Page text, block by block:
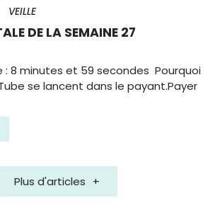
VEILLE
DE LA SEMAINE 27
: 8 minutes et 59 secondes Pourquoi
se lancent dans le payant.Payer
Plus d'articles